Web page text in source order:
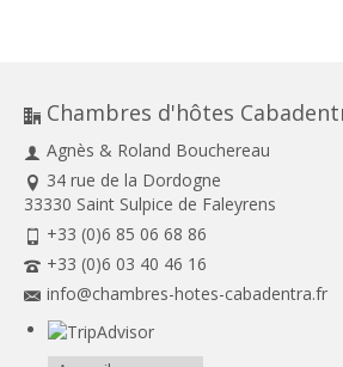
Chambres d'hôtes
Agnès & Roland Bouchereau
34 rue de la Dordogne
33330 Saint Sulpice de Faleyrens
+33 (0)6 85 06 68 86
+33 (0)6 03 40 46 16
info@chambres-hotes-cabadentra.fr